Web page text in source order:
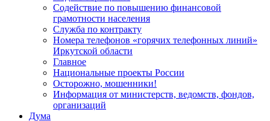
Содействие по повышению финансовой
грамотности населения
Служба по контракту
Номера телефонов «горячих телефонных линий»
Иркутской области
Главное
Национальные проекты России
Осторожно, мошенники!
Информация от министерств, ведомств, фондов,
организаций
Дума